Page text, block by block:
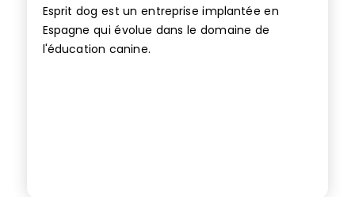
Esprit dog est un entreprise implantée en
Espagne qui évolue dans le domaine de
l'éducation canine.